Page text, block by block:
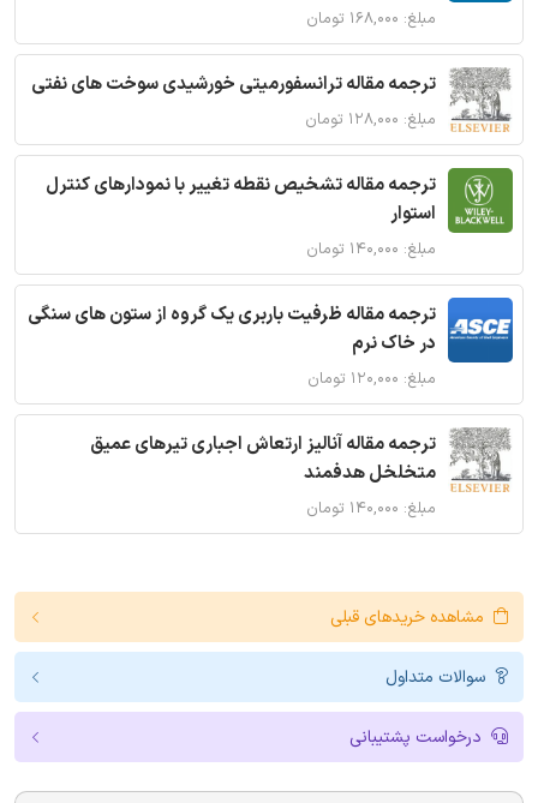
مبلغ: ۱۶۸,۰۰۰ تومان
ترجمه مقاله ترانسفورمیتی خورشیدی سوخت های نفتی
مبلغ: ۱۲۸,۰۰۰ تومان
ترجمه مقاله تشخیص نقطه تغییر با نمودارهای کنترل
استوار
مبلغ: ۱۴۰,۰۰۰ تومان
ترجمه مقاله ظرفیت باربری یک گروه از ستون های سنگی
در خاک نرم
مبلغ: ۱۲۰,۰۰۰ تومان
ترجمه مقاله آنالیز ارتعاش اجباری تیرهای عمیق
متخلخل هدفمند
مبلغ: ۱۴۰,۰۰۰ تومان
مشاهده خریدهای قبلی
سوالات متداول
درخواست پشتیبانی